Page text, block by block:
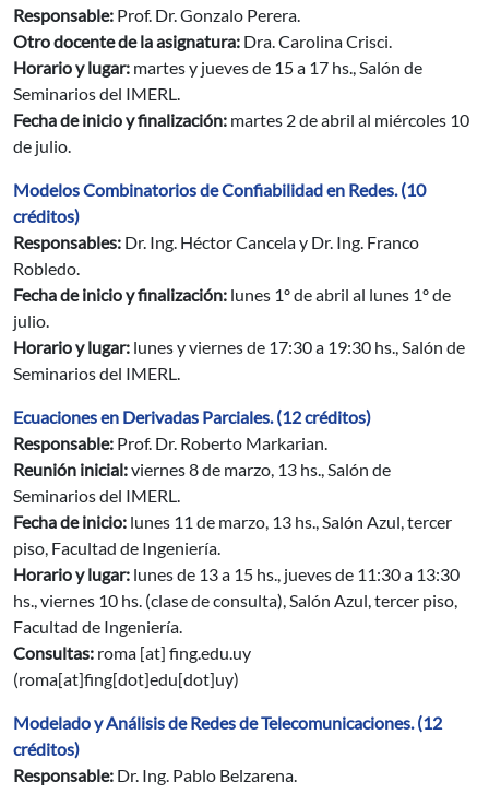
Responsable: Prof. Dr. Gonzalo Perera.
Otro docente de la asignatura: Dra. Carolina Crisci.
Horario y lugar: martes y jueves de 15 a 17 hs., Salón de
Seminarios del IMERL.
Fecha de inicio y finalización: martes 2 de abril al miércoles 10
de julio.
Modelos Combinatorios de Confiabilidad en Redes. (10
créditos)
Responsables: Dr. Ing. Héctor Cancela y Dr. Ing. Franco
Robledo.
Fecha de inicio y finalización: lunes 1º de abril al lunes 1º de
julio.
Horario y lugar: lunes y viernes de 17:30 a 19:30 hs., Salón de
Seminarios del IMERL.
Ecuaciones en Derivadas Parciales. (12 créditos)
Responsable: Prof. Dr. Roberto Markarian.
Reunión inicial:viernes 8 de marzo, 13 hs., Salón de
Seminarios del IMERL.
Fecha de inicio: lunes 11 de marzo, 13 hs., Salón Azul, tercer
piso, Facultad de Ingeniería.
Horario y lugar: lunes de 13 a 15 hs., jueves de 11:30 a 13:30
hs., viernes 10 hs. (clase de consulta), Salón Azul, tercer piso,
Facultad de Ingeniería.
Consultas: roma [at] fing.edu.uy
(roma[at]fing[dot]edu[dot]uy)
Modelado y Análisis de Redes de Telecomunicaciones. (12
créditos)
Responsable: Dr. Ing. Pablo Belzarena.